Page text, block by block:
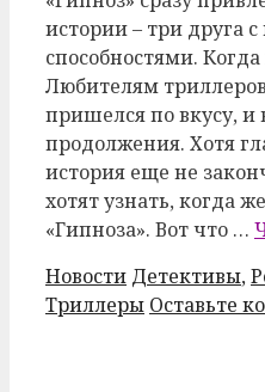
истории – три друга
способностями.
Любителям
пришелся по вкусу, и
продолжения. Хотя
история еще не
хотят узнать, когда
«Гипноза». Вот что …
Рубрики
Новости Метки
Детективы,
Триллеры Оставьте